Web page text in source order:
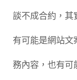
談不成合約，其
有可能是網站文
務內容，也有可